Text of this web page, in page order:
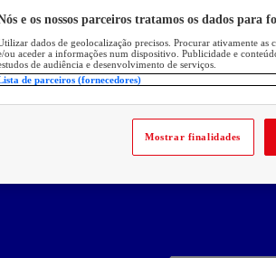
e os nossos parceiros tratamos os dados para
dados de geolocalização precisos. Procurar ativamente
ou aceder a informações num dispositivo. Publicidade e
de audiência e desenvolvimento de serviços.
de parceiros (fornecedores)
Mostrar finalidades